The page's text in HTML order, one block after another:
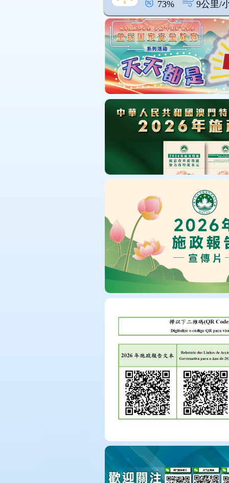
73%
9公里/